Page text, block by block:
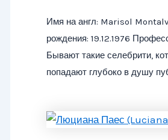
Имя на англ: Marisol
рождения: 19.12.1976
Бывают такие селебрити,
попадают глубоко в душу